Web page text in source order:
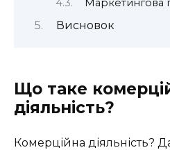
Маркетингова
Висновок
Що таке
діяльність?
Комерційна діяльність?